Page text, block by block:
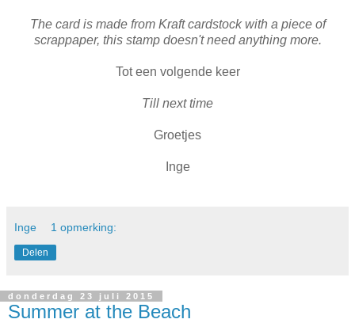
The card is made from Kraft cardstock with a piece of
scrappaper, this stamp doesn't need anything more.
Tot een volgende keer
Till next time
Groetjes
Inge
Inge 1 opmerking:
Delen
donderdag 23 juli 2015
Summer at the Beach